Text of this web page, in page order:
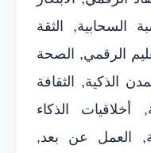
السحابية, الثقة
الرقمي, الصحة
الذكية, الثقافة
أخلاقيات الذكاء
العمل عن بعد,